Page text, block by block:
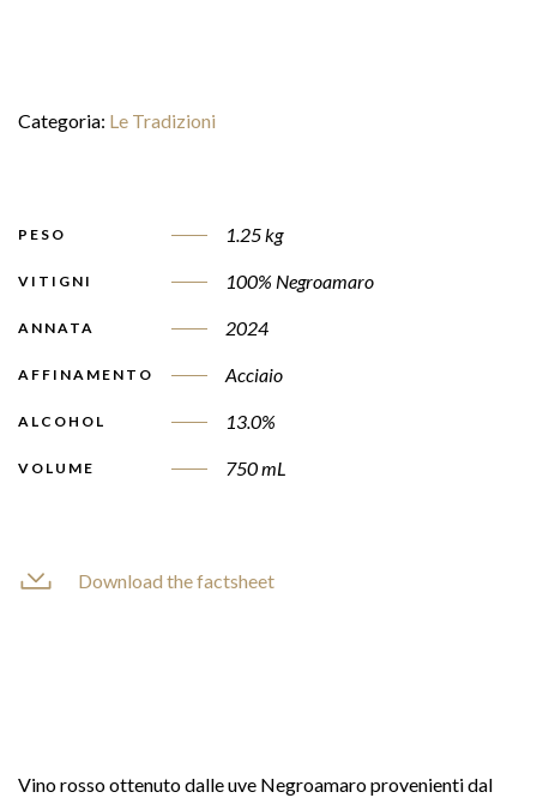
Categoria: Le Tradizioni
PESO 1.25 kg
VITIGNI 100% Negroamaro
ANNATA 2024
AFFINAMENTO Acciaio
ALCOHOL 13.0%
VOLUME 750 mL
Download the factsheet
Vino rosso ottenuto dalle uve Negroamaro provenienti dal